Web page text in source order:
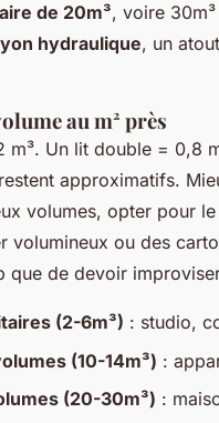
de 20m³, voire
hydraulique, un
au m² près
m³. Un lit double = 0,8
approximatifs.
volumes, opter pour
volumineux ou des
que de devoir
(2-6m³) : studio,
(10-14m³) :
(20-30m³) :